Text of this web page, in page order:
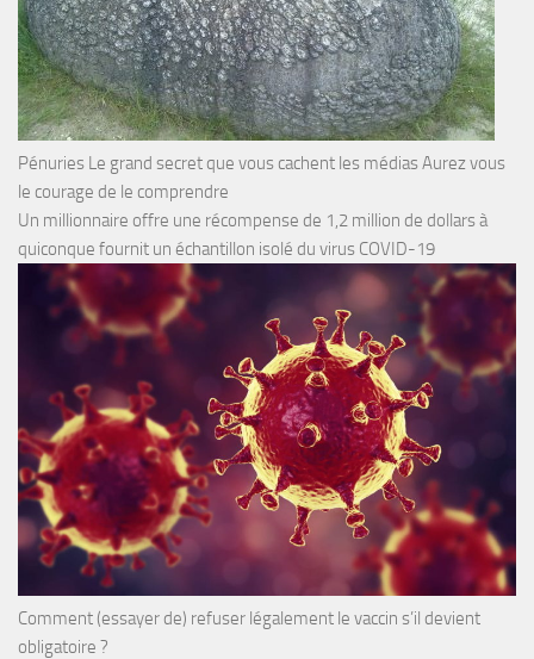
Pénuries Le grand secret que vous cachent les médias Aurez vous
le courage de le comprendre
Un millionnaire offre une récompense de 1,2 million de dollars à
quiconque fournit un échantillon isolé du virus COVID-19
Comment (essayer de) refuser légalement le vaccin s’il devient
obligatoire ?